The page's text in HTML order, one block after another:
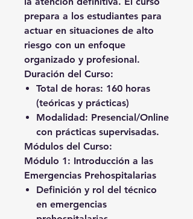
prepara a los estudiantes para
actuar en situaciones de alto
riesgo con un enfoque
organizado y profesional.
Duración del Curso:
Total de horas: 160 horas
(teóricas y prácticas)
Modalidad: Presencial/Online
con prácticas supervisadas.
Módulos del Curso:
Módulo 1: Introducción a las
Emergencias Prehospitalarias
Definición y rol del técnico
en emergencias